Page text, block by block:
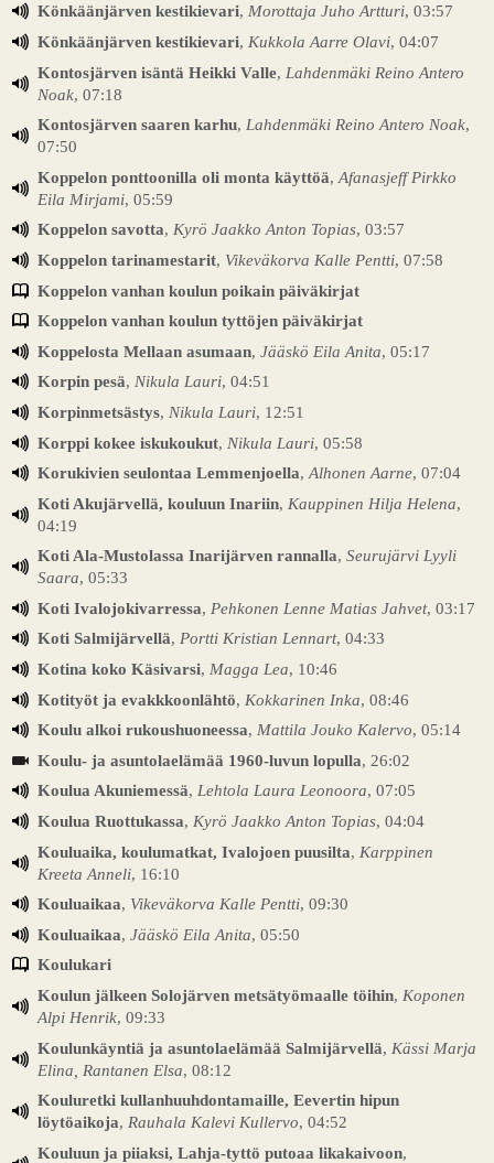
Könkäänjärven kestikievari, Morottaja Juho Artturi, 03:57
Könkäänjärven kestikievari, Kukkola Aarre Olavi, 04:07
Kontosjärven isäntä Heikki Valle, Lahdenmäki Reino Antero
Noak, 07:18
Kontosjärven saaren karhu, Lahdenmäki Reino Antero Noak,
07:50
Koppelon ponttoonilla oli monta käyttöä, Afanasjeff Pirkko
Eila Mirjami, 05:59
Koppelon savotta, Kyrö Jaakko Anton Topias, 03:57
Koppelon tarinamestarit, Vikeväkorva Kalle Pentti, 07:58
Koppelon vanhan koulun poikain päiväkirjat
Koppelon vanhan koulun tyttöjen päiväkirjat
Koppelosta Mellaan asumaan, Jääskö Eila Anita, 05:17
Korpin pesä, Nikula Lauri, 04:51
Korpinmetsästys, Nikula Lauri, 12:51
Korppi kokee iskukoukut, Nikula Lauri, 05:58
Korukivien seulontaa Lemmenjoella, Alhonen Aarne, 07:04
Koti Akujärvellä, kouluun Inariin, Kauppinen Hilja Helena,
04:19
Koti Ala-Mustolassa Inarijärven rannalla, Seurujärvi Lyyli
Saara, 05:33
Koti Ivalojokivarressa, Pehkonen Lenne Matias Jahvet, 03:17
Koti Salmijärvellä, Portti Kristian Lennart, 04:33
Kotina koko Käsivarsi, Magga Lea, 10:46
Kotityöt ja evakkkoonlähtö, Kokkarinen Inka, 08:46
Koulu alkoi rukoushuoneessa, Mattila Jouko Kalervo, 05:14
Koulu- ja asuntolaelämää 1960-luvun lopulla, 26:02
Koulua Akuniemessä, Lehtola Laura Leonoora, 07:05
Koulua Ruottukassa, Kyrö Jaakko Anton Topias, 04:04
Kouluaika, koulumatkat, Ivalojoen puusilta, Karppinen
Kreeta Anneli, 16:10
Kouluaikaa, Vikeväkorva Kalle Pentti, 09:30
Kouluaikaa, Jääskö Eila Anita, 05:50
Koulukari
Koulun jälkeen Solojärven metsätyömaalle töihin, Koponen
Alpi Henrik, 09:33
Koulunkäyntiä ja asuntolaelämää Salmijärvellä, Kässi Marja
Elina, Rantanen Elsa, 08:12
Kouluretki kullanhuuhdontamaille, Eevertin hipun
löytöaikoja, Rauhala Kalevi Kullervo, 04:52
Kouluun ja piiaksi, Lahja-tyttö putoaa likakaivoon,